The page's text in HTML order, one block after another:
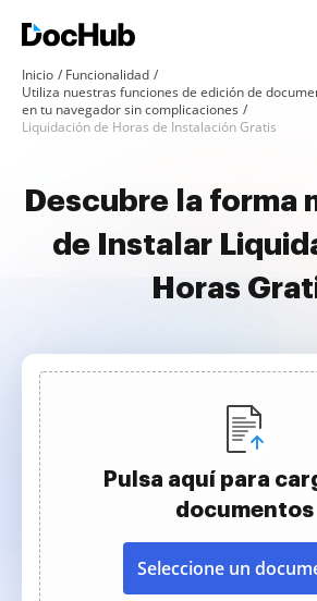
Inicio
Funcionalidad
Utiliza nuestras funciones de edición de
en tu navegador sin complicaciones
Liquidación de Horas de Instalación Gratis
Descubre la forma
de Instalar
Horas
Pulsa aquí para
documentos
Seleccione un